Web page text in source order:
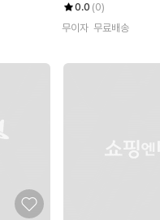
0.0 (0)
무이자 무료배송